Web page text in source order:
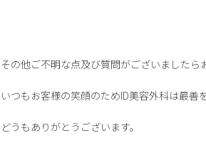
その他ご不明な点及び質問がございましたら
いつもお客様の笑顔のためID美容外科は最善
どうもありがとうございます。